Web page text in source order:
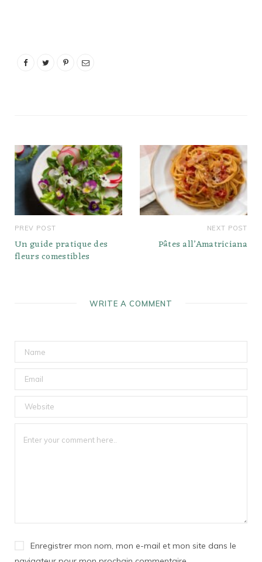
Passata) est un excellent
PREV POST
Un guide pratique des
fleurs comestibles
NEXT POST
Pâtes all’Amatriciana
WRITE A COMMENT
Enregistrer mon nom, mon e-mail et mon site dans le